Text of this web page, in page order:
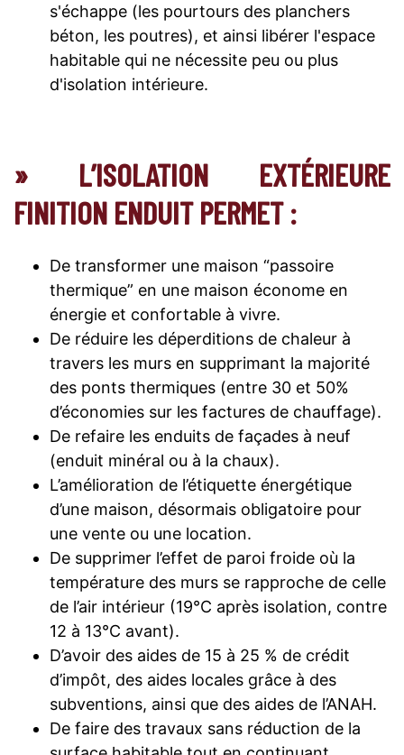
s'échappe (les pourtours des planchers
béton, les poutres), et ainsi libérer l'espace
habitable qui ne nécessite peu ou plus
d'isolation intérieure.
» L’ISOLATION EXTÉRIEURE
FINITION ENDUIT PERMET :
De transformer une maison “passoire
thermique” en une maison économe en
énergie et confortable à vivre.
De réduire les déperditions de chaleur à
travers les murs en supprimant la majorité
des ponts thermiques (entre 30 et 50%
d’économies sur les factures de chauffage).
De refaire les enduits de façades à neuf
(enduit minéral ou à la chaux).
L’amélioration de l’étiquette énergétique
d’une maison, désormais obligatoire pour
une vente ou une location.
De supprimer l’effet de paroi froide où la
température des murs se rapproche de celle
de l’air intérieur (19°C après isolation, contre
12 à 13°C avant).
D’avoir des aides de 15 à 25 % de crédit
d’impôt, des aides locales grâce à des
subventions, ainsi que des aides de l’ANAH.
De faire des travaux sans réduction de la